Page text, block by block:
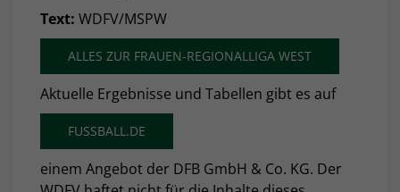
Text: WDFV/MSPW
ALLES ZUR FRAUEN-REGIONALLIGA WEST
Aktuelle Ergebnisse und Tabellen gibt es auf
FUSSBALL.DE
einem Angebot der DFB GmbH & Co. KG. Der